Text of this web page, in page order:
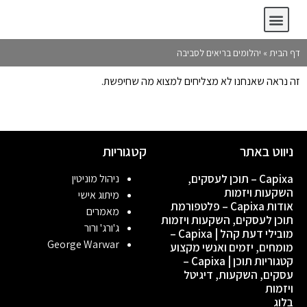
דף הבית » יהלומים בריאים לסביבה
זה נראה שאנחנו לא מצליחים למצוא מה שחיפשת.
ניווט באתר
Capixa – תוכן לעסקים,
השקעות ויזמות
אודות Capixa – פלטפורמת
תוכן לעסקים, השקעות ויזמות
מובילי דעת קהל | Capixa –
מומחים, יזמים ואנשי מקצוע
קטגוריות תוכן | Capixa –
עסקים, השקעות, דיגיטל
ויזמות
בלוג
קטגוריות
ניהול מוניטין
מיתוג אישי
מאמרים
ג'ורג' ורור
George Warwar